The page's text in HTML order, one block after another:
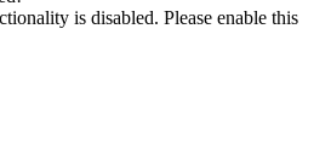
is disabled. Please enable this